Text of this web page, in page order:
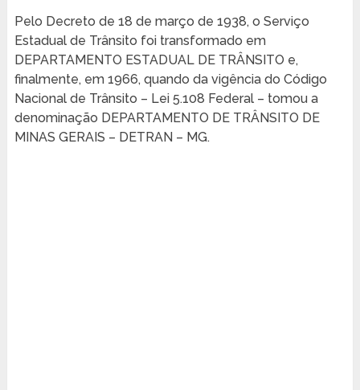
Pelo Decreto de 18 de março de 1938, o Serviço
Estadual de Trânsito foi transformado em
DEPARTAMENTO ESTADUAL DE TRÂNSITO e,
finalmente, em 1966, quando da vigência do Código
Nacional de Trânsito – Lei 5.108 Federal – tomou a
denominação DEPARTAMENTO DE TRÂNSITO DE
MINAS GERAIS – DETRAN – MG.